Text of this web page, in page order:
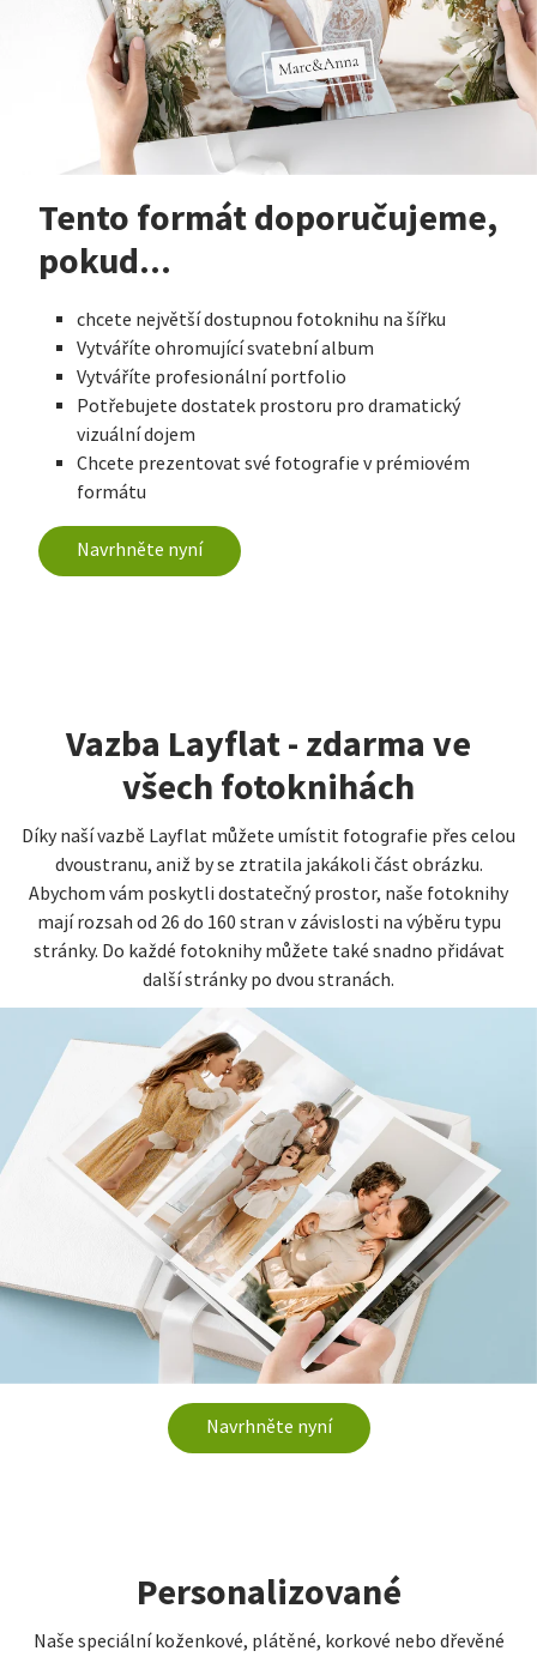
Tento formát doporučujeme,
pokud...
chcete největší dostupnou fotoknihu na šířku
Vytváříte ohromující svatební album
Vytváříte profesionální portfolio
Potřebujete dostatek prostoru pro dramatický
vizuální dojem
Chcete prezentovat své fotografie v prémiovém
formátu
Navrhněte nyní
Vazba Layflat - zdarma ve
všech fotoknihách
Díky naší vazbě Layflat můžete umístit fotografie přes celou
dvoustranu, aniž by se ztratila jakákoli část obrázku.
Abychom vám poskytli dostatečný prostor, naše fotoknihy
mají rozsah od 26 do 160 stran v závislosti na výběru typu
stránky. Do každé fotoknihy můžete také snadno přidávat
další stránky po dvou stranách.
Navrhněte nyní
Personalizované
Naše speciální koženkové, plátěné, korkové nebo dřevěné